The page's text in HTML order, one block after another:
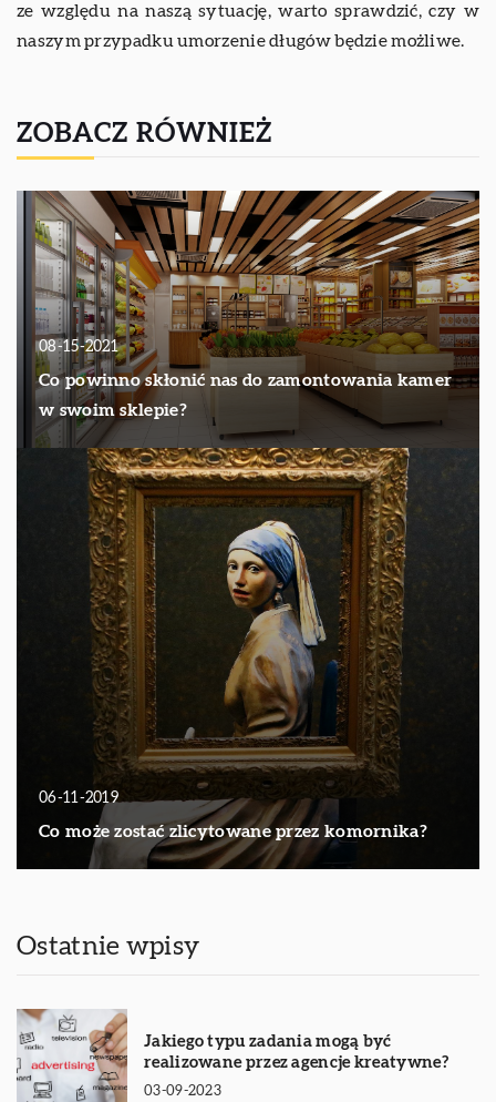
ze względu na naszą sytuację, warto sprawdzić, czy w
naszym przypadku umorzenie długów będzie możliwe.
ZOBACZ RÓWNIEŻ
08-15-2021
Co powinno skłonić nas do zamontowania kamer
w swoim sklepie?
06-11-2019
Co może zostać zlicytowane przez komornika?
Ostatnie wpisy
Jakiego typu zadania mogą być
realizowane przez agencje kreatywne?
03-09-2023